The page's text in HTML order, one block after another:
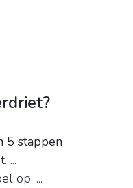
5 stappen
...
op. ...